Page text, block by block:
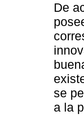
De
se
a la